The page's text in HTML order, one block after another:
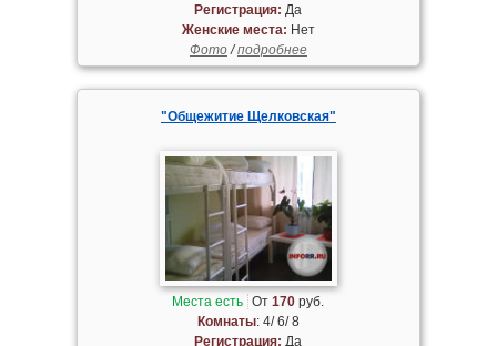
Регистрация: Да
Женские места: Нет
Фото/подробнее
"Общежитие Щелковская"
Места есть От170 руб.
Комнаты: 4/ 6/ 8
Регистрация: Да